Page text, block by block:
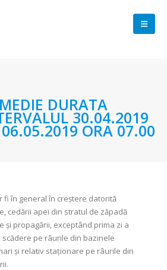
DURATA
30.04.2019
ORA 07.00
fi în general în creştere datorită
cedării apei din stratul de zăpadă
şi propagării, exceptând prima zi a
pe râurile din bazinele
şi relativ staţionare pe râurile din